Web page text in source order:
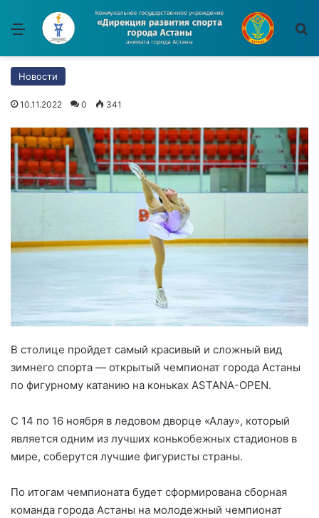
Меню
Новости
10.11.2022 0 341
В столице пройдет самый красивый и сложный вид
зимнего спорта — открытый чемпионат города Астаны
по фигурному катанию на коньках ASTANA-OPEN.
С 14 по 16 ноября в ледовом дворце «Алау», который
является одним из лучших конькобежных стадионов в
мире, соберутся лучшие фигуристы страны.
По итогам чемпионата будет сформирована сборная
команда города Астаны на молодежный чемпионат